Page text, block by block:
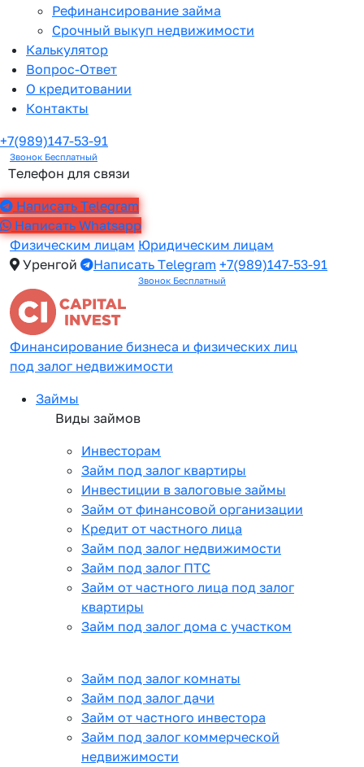
Рефинансирование займа
Срочный выкуп недвижимости
Калькулятор
Вопрос-Ответ
О кредитовании
Контакты
+7(989)147-53-91
Звонок Бесплатный
Телефон для связи
Написать Telegram
Написать Whatsapp
Физическим лицам Юридическим лицам
Уренгой
Написать Telegram +7(989)147-53-91
Звонок Бесплатный
Финансирование бизнеса и физических лиц
под залог недвижимости
Займы
Виды займов
Инвесторам
Займ под залог квартиры
Инвестиции в залоговые займы
Займ от финансовой организации
Кредит от частного лица
Займ под залог недвижимости
Займ под залог ПТС
Займ от частного лица под залог
квартиры
Займ под залог дома с участком
Займ под залог комнаты
Займ под залог дачи
Займ от частного инвестора
Займ под залог коммерческой
недвижимости